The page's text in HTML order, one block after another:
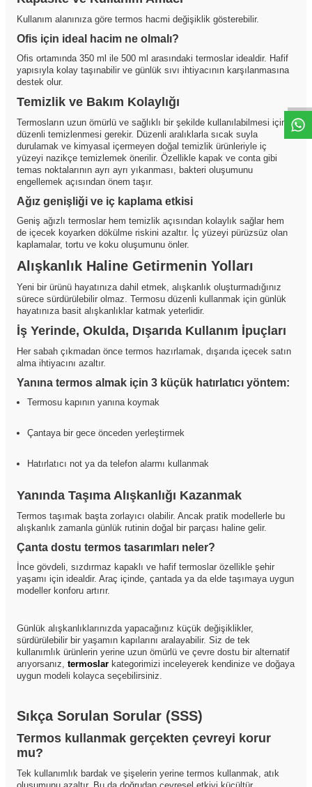
Kullanım alanınıza göre termos hacmi değişiklik gösterebilir.
Ofis için ideal hacim ne olmalı?
Ofis ortamında 350 ml ile 500 ml arasındaki termoslar idealdir. Hafif
yapısıyla kolay taşınabilir ve günlük sıvı ihtiyacının karşılanmasına
destek olur.
Temizlik ve Bakım Kolaylığı
Termosların uzun ömürlü ve sağlıklı bir şekilde kullanılabilmesi için
düzenli temizlenmesi gerekir. Düzenli aralıklarla sıcak suyla
durulamak ve kimyasal içermeyen doğal temizlik ürünleriyle iç
yüzeyi nazikçe temizlemek önerilir. Özellikle kapak ve conta gibi
temas noktalarının ayrı ayrı yıkanması, bakteri oluşumunu
engellemek açısından önem taşır.
Ağız genişliği ve iç kaplama etkisi
Geniş ağızlı termoslar hem temizlik açısından kolaylık sağlar hem
de içecek koyarken dökülme riskini azaltır. İç yüzeyi pürüzsüz olan
kaplamalar, tortu ve koku oluşumunu önler.
Alışkanlık Haline Getirmenin Yolları
Yeni bir ürünü hayatınıza dahil etmek, alışkanlık oluşturmadığınız
sürece sürdürülebilir olmaz. Termosu düzenli kullanmak için günlük
hayatınıza basit alışkanlıklar katmak yeterlidir.
İş Yerinde, Okulda, Dışarıda Kullanım İpuçları
Her sabah çıkmadan önce termos hazırlamak, dışarıda içecek satın
alma ihtiyacını azaltır.
Yanına termos almak için 3 küçük hatırlatıcı yöntem:
Termosu kapının yanına koymak
Çantaya bir gece önceden yerleştirmek
Hatırlatıcı not ya da telefon alarmı kullanmak
Yanında Taşıma Alışkanlığı Kazanmak
Termos taşımak başta zorlayıcı olabilir. Ancak pratik modellerle bu
alışkanlık zamanla günlük rutinin doğal bir parçası haline gelir.
Çanta dostu termos tasarımları neler?
İnce gövdeli, sızdırmaz kapaklı ve hafif termoslar özellikle şehir
yaşamı için idealdir. Araç içinde, çantada ya da elde taşımaya uygun
modeller konforu artırır.
Günlük alışkanlıklarınızda yapacağınız küçük değişiklikler,
sürdürülebilir bir yaşamın kapılarını aralayabilir. Siz de tek
kullanımlık ürünlerin yerine uzun ömürlü ve çevre dostu bir alternatif
arıyorsanız, termoslar kategorimizi inceleyerek kendinize ve doğaya
uygun modeli kolayca seçebilirsiniz.
Sıkça Sorulan Sorular (SSS)
Termos kullanmak gerçekten çevreyi korur
mu?
Tek kullanımlık bardak ve şişelerin yerine termos kullanmak, atık